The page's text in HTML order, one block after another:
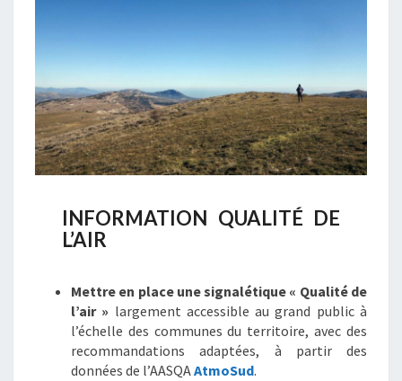
INFORMATION QUALITÉ DE
L’AIR
Mettre en place une signalétique « Qualité de
l’air » largement accessible au grand public à
l’échelle des communes du territoire, avec des
recommandations adaptées, à partir des
données de l’AASQAAtmoSud.